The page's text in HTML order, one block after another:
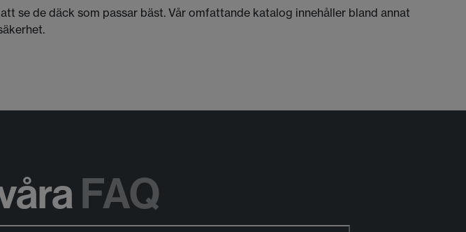
se de däck som passar bäst. Vår omfattande katalog innehåller bland annat
FAQ